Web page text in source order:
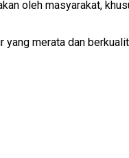
oleh masyarakat,
merata dan